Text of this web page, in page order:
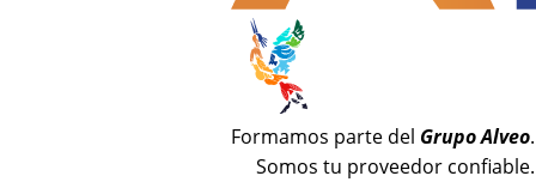
Formamos parte del Grupo Alveo.
Somos tu proveedor confiable.